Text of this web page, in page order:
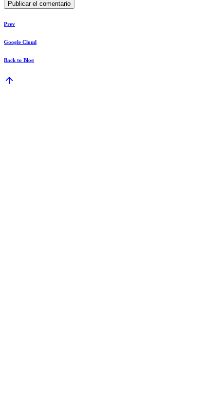
Prev
Google Cloud
Back to Blog